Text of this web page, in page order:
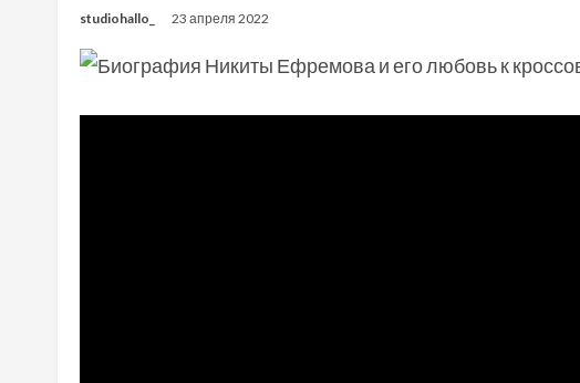
studiohallo_ 23 апреля 2022